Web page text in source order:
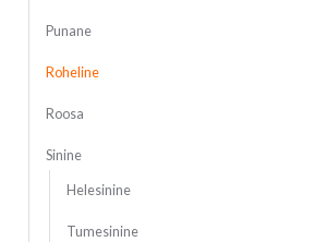
Punane
Roheline
Roosa
Sinine
Helesinine
Tumesinine